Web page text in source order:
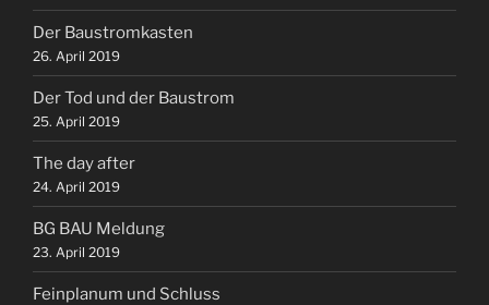
Der Baustromkasten
26. April 2019
Der Tod und der Baustrom
25. April 2019
The day after
24. April 2019
BG BAU Meldung
23. April 2019
Feinplanum und Schluss